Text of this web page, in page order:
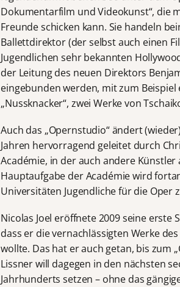
Dokumentarfilm und Videokunst“, die
Freunde schicken kann. Sie handeln
Ballettdirektor (der selbst auch einen
Jugendlichen sehr bekannten
der Leitung des neuen Direktors
eingebunden werden, mit zum
„Nussknacker“, zwei Werke von
Auch das „Opernstudio“ ändert
Jahren hervorragend geleitet durch
Académie, in der auch andere
Hauptaufgabe der Académie wird
Universitäten Jugendliche für die Oper
Nicolas Joel eröffnete 2009 seine erste
dass er die vernachlässigten Werke
wollte. Das hat er auch getan, bis zum
Lissner will dagegen in den nächsten
Jahrhunderts setzen – ohne das